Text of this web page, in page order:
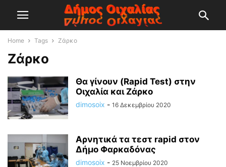
Home Tags Ζάρκο
Ζάρκο
Θα γίνουν (Rapid Test) στην
Οιχαλία και Ζάρκο
dimosoix - 16 Δεκεμβρίου 2020
Αρνητικά τα τεστ rapid στον
Δήμο Φαρκαδόνας
dimosoix - 25 Νοεμβρίου 2020